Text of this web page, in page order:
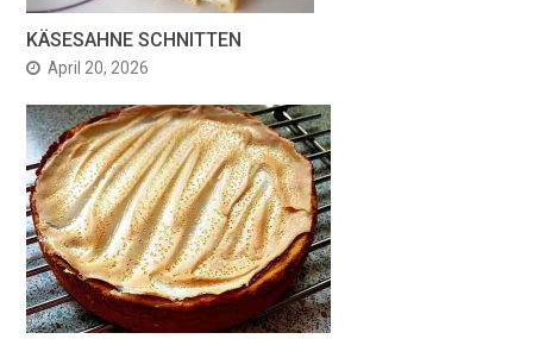
KÄSESAHNE SCHNITTEN
April 20, 2026